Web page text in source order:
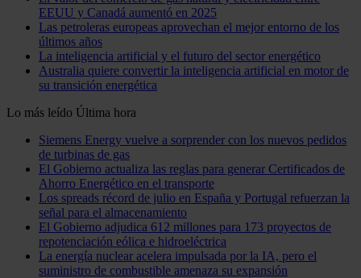
EEUU y Canadá aumentó en 2025
Las petroleras europeas aprovechan el mejor entorno de los
últimos años
La inteligencia artificial y el futuro del sector energético
Australia quiere convertir la inteligencia artificial en motor de
su transición energética
Lo más leído Última hora
Siemens Energy vuelve a sorprender con los nuevos pedidos
de turbinas de gas
El Gobierno actualiza las reglas para generar Certificados de
Ahorro Energético en el transporte
Los spreads récord de julio en España y Portugal refuerzan la
señal para el almacenamiento
El Gobierno adjudica 612 millones para 173 proyectos de
repotenciación eólica e hidroeléctrica
La energía nuclear acelera impulsada por la IA, pero el
suministro de combustible amenaza su expansión